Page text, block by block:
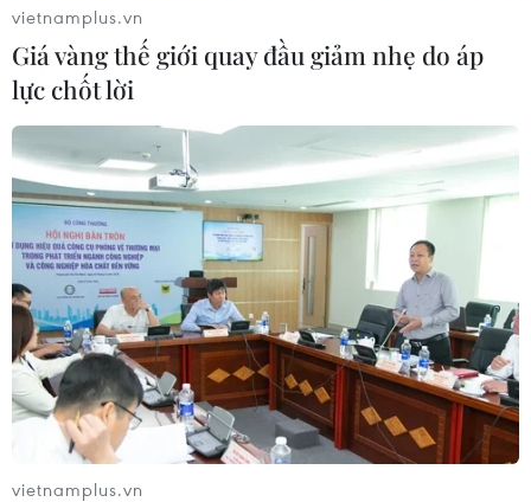
Số ca tử vong do dịch COVID-19 tại Trung
Quốc lên tới 1.765 người
17/02/2020 00:08
Trong ngày 16/2, tại tỉnh Hồ Bắc có thêm 100 ca tử vong
do dịch COVID-19, số ca nhiễm mới bệnh viêm đường
hô hấp chủng mới virus corona này là 1.933 ca.
vietnamplus.vn
Giá vàng thế giới quay đầu giảm nhẹ do áp
lực chốt lời
vietnamplus.vn